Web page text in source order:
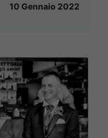
10 Gennaio 2022